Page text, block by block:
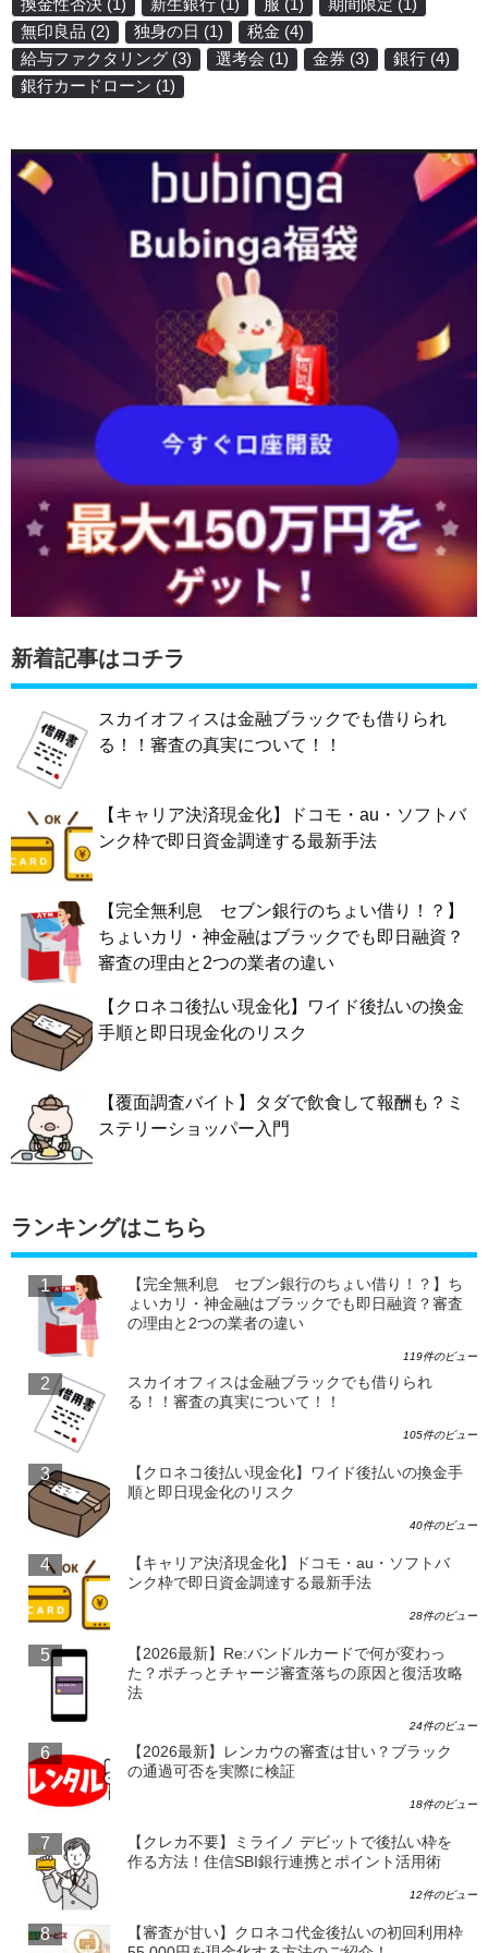
無印良品 (2) 独身の日 (1) 税金 (4)
給与ファクタリング (3) 選考会 (1) 金券 (3) 銀行 (4)
銀行カードローン (1)
新着記事はコチラ
スカイオフィスは金融ブラックでも借りられ
る！！審査の真実について！！
【キャリア決済現金化】ドコモ・au・ソフトバ
ンク枠で即日資金調達する最新手法
【完全無利息 セブン銀行のちょい借り！？】
ちょいカリ・神金融はブラックでも即日融資？
審査の理由と2つの業者の違い
【クロネコ後払い現金化】ワイド後払いの換金
手順と即日現金化のリスク
【覆面調査バイト】タダで飲食して報酬も？ミ
ステリーショッパー入門
ランキングはこちら
【完全無利息 セブン銀行のちょい借り！？】ち
ょいカリ・神金融はブラックでも即日融資？審査
の理由と2つの業者の違い
119件のビュー
スカイオフィスは金融ブラックでも借りられ
る！！審査の真実について！！
105件のビュー
【クロネコ後払い現金化】ワイド後払いの換金手
順と即日現金化のリスク
40件のビュー
【キャリア決済現金化】ドコモ・au・ソフトバ
ンク枠で即日資金調達する最新手法
28件のビュー
【2026最新】Re:バンドルカードで何が変わっ
た？ポチっとチャージ審査落ちの原因と復活攻略
法
24件のビュー
【2026最新】レンカウの審査は甘い？ブラック
の通過可否を実際に検証
18件のビュー
【クレカ不要】ミライノ デビットで後払い枠を
作る方法！住信SBI銀行連携とポイント活用術
12件のビュー
【審査が甘い】クロネコ代金後払いの初回利用枠